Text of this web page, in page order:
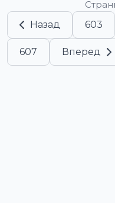
Назад
603
607 Вперед